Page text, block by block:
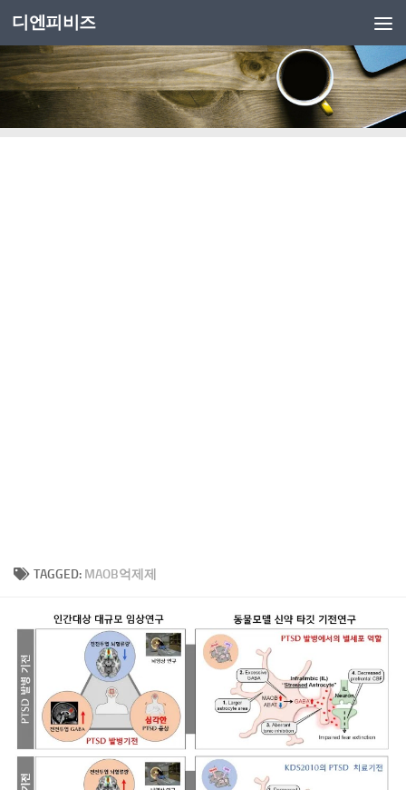
Skip to content
디엔피비즈
TAGGED: MAOB억제제